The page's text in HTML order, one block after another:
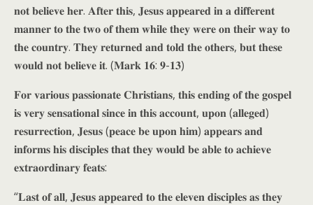
𝐧𝐨𝐭 𝐛𝐞𝐥𝐢𝐞𝐯𝐞 𝐡𝐞𝐫. 𝐀𝐟𝐭𝐞𝐫 𝐭𝐡𝐢𝐬, 𝐉𝐞𝐬𝐮𝐬 𝐚𝐩𝐩𝐞𝐚𝐫𝐞𝐝 𝐢𝐧 𝐚 𝐝𝐢𝐟𝐟𝐞𝐫𝐞𝐧𝐭
𝐦𝐚𝐧𝐧𝐞𝐫 𝐭𝐨 𝐭𝐡𝐞 𝐭𝐰𝐨 𝐨𝐟 𝐭𝐡𝐞𝐦 𝐰𝐡𝐢𝐥𝐞 𝐭𝐡𝐞𝐲 𝐰𝐞𝐫𝐞 𝐨𝐧 𝐭𝐡𝐞𝐢𝐫 𝐰𝐚𝐲 𝐭𝐨
𝐭𝐡𝐞 𝐜𝐨𝐮𝐧𝐭𝐫𝐲. 𝐓𝐡𝐞𝐲 𝐫𝐞𝐭𝐮𝐫𝐧𝐞𝐝 𝐚𝐧𝐝 𝐭𝐨𝐥𝐝 𝐭𝐡𝐞 𝐨𝐭𝐡𝐞𝐫𝐬, 𝐛𝐮𝐭 𝐭𝐡𝐞𝐬𝐞
𝐰𝐨𝐮𝐥𝐝 𝐧𝐨𝐭 𝐛𝐞𝐥𝐢𝐞𝐯𝐞 𝐢𝐭. (𝐌𝐚𝐫𝐤 𝟏𝟔: 𝟗-𝟏𝟑)
𝐅𝐨𝐫 𝐯𝐚𝐫𝐢𝐨𝐮𝐬 𝐩𝐚𝐬𝐬𝐢𝐨𝐧𝐚𝐭𝐞 𝐂𝐡𝐫𝐢𝐬𝐭𝐢𝐚𝐧𝐬, 𝐭𝐡𝐢𝐬 𝐞𝐧𝐝𝐢𝐧𝐠 𝐨𝐟 𝐭𝐡𝐞 𝐠𝐨𝐬𝐩𝐞𝐥
𝐢𝐬 𝐯𝐞𝐫𝐲 𝐬𝐞𝐧𝐬𝐚𝐭𝐢𝐨𝐧𝐚𝐥 𝐬𝐢𝐧𝐜𝐞 𝐢𝐧 𝐭𝐡𝐢𝐬 𝐚𝐜𝐜𝐨𝐮𝐧𝐭, 𝐮𝐩𝐨𝐧 (𝐚𝐥𝐥𝐞𝐠𝐞𝐝)
𝐫𝐞𝐬𝐮𝐫𝐫𝐞𝐜𝐭𝐢𝐨𝐧, 𝐉𝐞𝐬𝐮𝐬 (𝐩𝐞𝐚𝐜𝐞 𝐛𝐞 𝐮𝐩𝐨𝐧 𝐡𝐢𝐦) 𝐚𝐩𝐩𝐞𝐚𝐫𝐬 𝐚𝐧𝐝
𝐢𝐧𝐟𝐨𝐫𝐦𝐬 𝐡𝐢𝐬 𝐝𝐢𝐬𝐜𝐢𝐩𝐥𝐞𝐬 𝐭𝐡𝐚𝐭 𝐭𝐡𝐞𝐲 𝐰𝐨𝐮𝐥𝐝 𝐛𝐞 𝐚𝐛𝐥𝐞 𝐭𝐨 𝐚𝐜𝐡𝐢𝐞𝐯𝐞
𝐞𝐱𝐭𝐫𝐚𝐨𝐫𝐝𝐢𝐧𝐚𝐫𝐲 𝐟𝐞𝐚𝐭𝐬:
“𝐋𝐚𝐬𝐭 𝐨𝐟 𝐚𝐥𝐥, 𝐉𝐞𝐬𝐮𝐬 𝐚𝐩𝐩𝐞𝐚𝐫𝐞𝐝 𝐭𝐨 𝐭𝐡𝐞 𝐞𝐥𝐞𝐯𝐞𝐧 𝐝𝐢𝐬𝐜𝐢𝐩𝐥𝐞𝐬 𝐚𝐬 𝐭𝐡𝐞𝐲